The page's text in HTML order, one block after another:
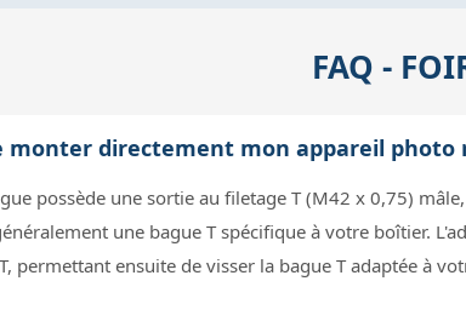
FAQ -
monter directement mon appareil photo
possède une sortie au filetage T (M42 x 0,75)
une bague T spécifique à votre boîtier.
permettant ensuite de visser la bague T adaptée à